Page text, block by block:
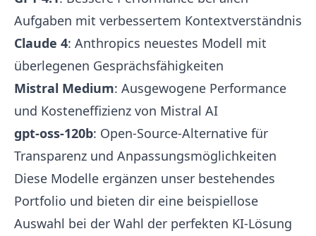
Aufgaben mit verbessertem Kontextverständnis
Claude 4: Anthropics neuestes Modell mit
überlegenen Gesprächsfähigkeiten
Mistral Medium: Ausgewogene Performance
und Kosteneffizienz von Mistral AI
gpt-oss-120b: Open-Source-Alternative für
Transparenz und Anpassungsmöglichkeiten
Diese Modelle ergänzen unser bestehendes
Portfolio und bieten dir eine beispiellose
Auswahl bei der Wahl der perfekten KI-Lösung